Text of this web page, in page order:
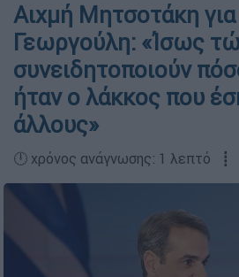
Αιχμή Μητσοτάκη
Γεωργούλη: «Ίσως
συνειδητοποιούν
ήταν ο λάκκος που
άλλους»
🕛 χρόνος ανάγνωσης: 1 λεπτό ┋